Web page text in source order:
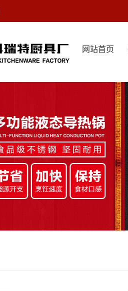
网站首页